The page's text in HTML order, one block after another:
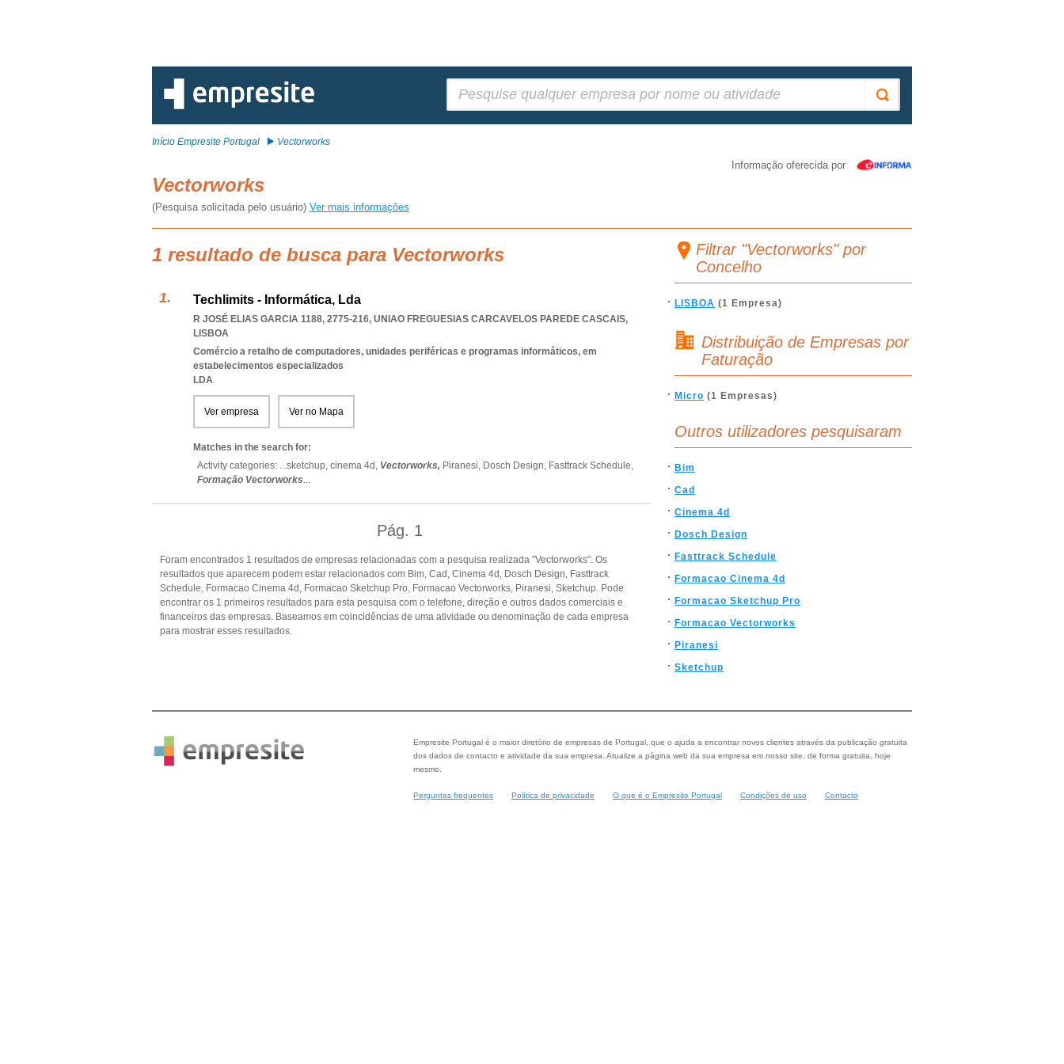
Início Empresite Portugal Vectorworks
Informação oferecida por
Vectorworks
(Pesquisa solicitada pelo usuário) Ver mais informações
1 resultado de busca para Vectorworks
Techlimits - Informática, Lda
R JOSÉ ELIAS GARCIA 1188, 2775-216, UNIAO FREGUESIAS CARCAVELOS PAREDE CASCAIS,
LISBOA
Comércio a retalho de computadores, unidades periféricas e programas informáticos, em
estabelecimentos especializados
LDA
Ver empresa Ver no Mapa
Matches in the search for:
Activity categories: ...sketchup, cinema 4d, Vectorworks, Piranesi, Dosch Design, Fasttrack Schedule,
Formação Vectorworks...
Pág. 1
Foram encontrados 1 resultados de empresas relacionadas com a pesquisa realizada "Vectorworks". Os
resultados que aparecem podem estar relacionados com Bim, Cad, Cinema 4d, Dosch Design, Fasttrack
Schedule, Formacao Cinema 4d, Formacao Sketchup Pro, Formacao Vectorworks, Piranesi, Sketchup. Pode
encontrar os 1 primeiros resultados para esta pesquisa com o telefone, direção e outros dados comerciais e
financeiros das empresas. Baseamos em coincidências de uma atividade ou denominação de cada empresa
para mostrar esses resultados.
Filtrar "Vectorworks" por
Concelho
LISBOA (1 Empresa)
Distribuição de Empresas por
Faturação
Micro (1 Empresas)
Outros utilizadores pesquisaram
Bim
Cad
Cinema 4d
Dosch Design
Fasttrack Schedule
Formacao Cinema 4d
Formacao Sketchup Pro
Formacao Vectorworks
Piranesi
Sketchup
Empresite Portugal é o maior diretório de empresas de Portugal, que o ajuda a encontrar novos clientes através da publicação gratuita
dos dados de contacto e atividade da sua empresa. Atualize a página web da sua empresa em nosso site, de forma gratuita, hoje
mesmo.
Perguntas frequentes Política de privacidade O que é o Empresite Portugal Condições de uso Contacto